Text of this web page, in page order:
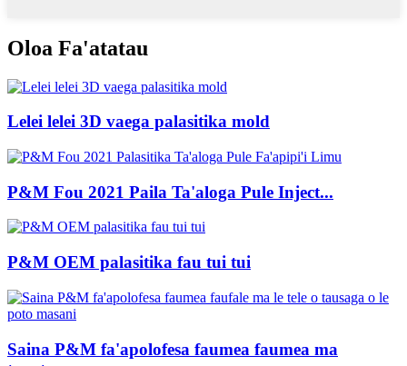
Oloa Fa'atatau
Lelei lelei 3D vaega palasitika mold
P&M Fou 2021 Paila Ta'aloga Pule Inject...
P&M OEM palasitika fau tui tui
Saina P&M fa'apolofesa faumea faumea ma